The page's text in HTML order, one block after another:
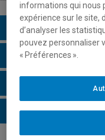
Description du cours
Horaire - Été 2026
Horaire - Automne
Horaire - Hiver 2027
informations qui nous
expérience sur le site,
d’analyser les
pouvez personnaliser
« Préférences ».